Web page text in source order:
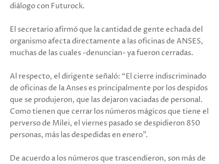
diálogo con Futurock.
El secretario afirmó que la cantidad de gente echada del
organismo afecta directamente a las oficinas de ANSES,
muchas de las cuales -denuncian- ya fueron cerradas.
Al respecto, el dirigente señaló: “El cierre indiscriminado
de oficinas de la Anses es principalmente por los despidos
que se produjeron, que las dejaron vaciadas de personal.
Como tienen que cerrar los números mágicos que tiene el
perverso de Milei, el viernes pasado se despidieron 850
personas, más las despedidas en enero”.
De acuerdo a los números que trascendieron, son más de